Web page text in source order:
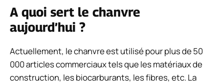
A quoi sert le chanvre
aujourd’hui ?
Actuellement, le chanvre est utilisé pour plus de 50
000 articles commerciaux tels que les matériaux de
construction, les biocarburants, les fibres, etc. La